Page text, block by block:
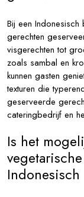
Bij een
gerechten
visgerechten tot
zoals sambal en
kunnen gasten
texturen die
geserveerde
cateringbedrijf en
Is het